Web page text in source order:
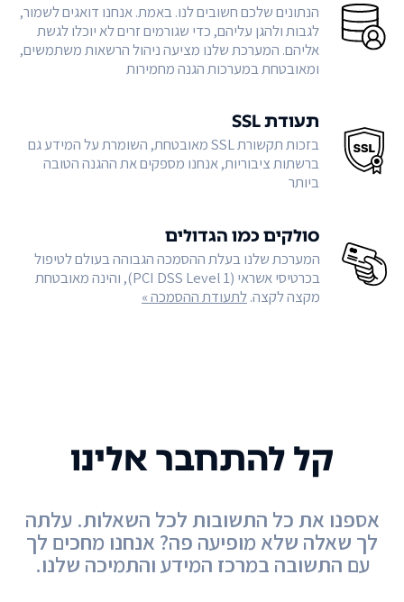
הנתונים שלכם חשובים לנו. באמת. אנחנו דואגים לשמור,
לגבות ולהגן עליהם, כדי שגורמים זרים לא יוכלו לגשת
אליהם. המערכת שלנו מציעה ניהול הרשאות משתמשים,
ומאובטחת במערכות הגנה מחמירות
תעודת SSL
בזכות תקשורת SSL מאובטחת, השומרת על המידע גם
ברשתות ציבוריות, אנחנו מספקים את ההגנה הטובה
ביותר
סולקים כמו הגדולים
המערכת שלנו בעלת ההסמכה הגבוהה בעולם לטיפול
בכרטיסי אשראי (PCI DSS Level 1), והינה מאובטחת
מקצה לקצה.לתעודת ההסמכה »
קל להתחבר אלינו
אספנו את כל התשובות לכל השאלות. עלתה
לך שאלה שלא מופיעה פה? אנחנו מחכים לך
עם התשובה במרכז המידע והתמיכה שלנו.